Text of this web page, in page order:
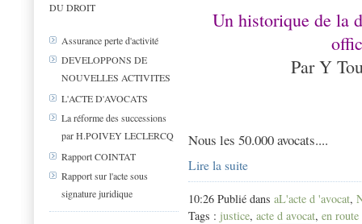
DU DROIT
Assurance perte d'activité
DEVELOPPONS DE
NOUVELLES ACTIVITES
L'ACTE D'AVOCATS
La réforme des successions
par H.POIVEY LECLERCQ
Rapport COINTAT
Rapport sur l'acte sous
signature juridique
Un historique de la
Par Y
Nous les 50.000 avocats....
Lire la suite
10:26 Publié dans aL'acte d 'avocat,
Tags : justice, acte d avocat, en